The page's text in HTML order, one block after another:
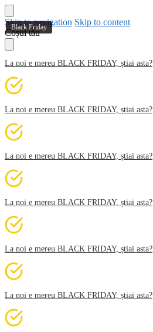
Skip to navigation Skip to content
Coșul tău
La noi e mereu BLACK FRIDAY, știai asta?
La noi e mereu BLACK FRIDAY, știai asta?
La noi e mereu BLACK FRIDAY, știai asta?
La noi e mereu BLACK FRIDAY, știai asta?
La noi e mereu BLACK FRIDAY, știai asta?
La noi e mereu BLACK FRIDAY, știai asta?
Black Friday